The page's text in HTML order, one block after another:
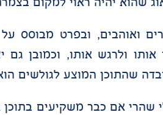
ואוהבים, ובפרט מבוסס
ולרגש אותו, וכמובן גם
שהתוכן המוצע לגולשים
שהרי אם כבר משקיעים בתוכן